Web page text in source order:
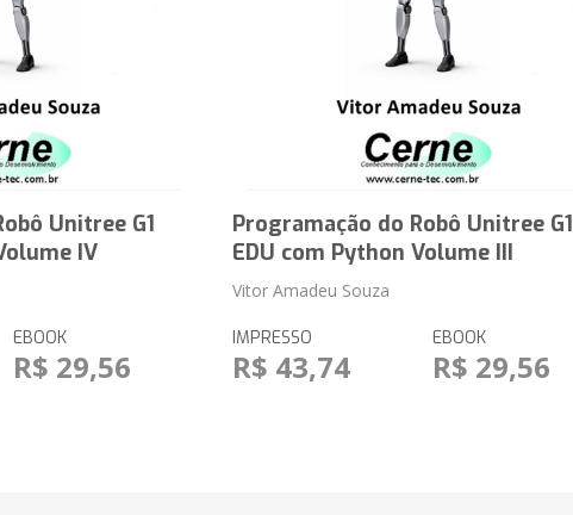
Unitree G1
IV
EBOOK
R$ 29,56
Programação do Robô Unitree G1
EDU com Python Volume III
Vitor Amadeu Souza
IMPRESSO
R$ 43,74
EBOOK
R$ 29,56